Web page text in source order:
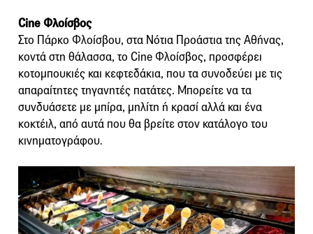
Cine Φλοίσβος
Στο Πάρκο Φλοίσβου, στα Νότια Προάστια της Αθήνας,
κοντά στη θάλασσα, το Cine Φλοίσβος, προσφέρει
κοτομπουκιές και κεφτεδάκια, που τα συνοδεύει με τις
απαραίτητες τηγανητές πατάτες. Μπορείτε να τα
συνδυάσετε με μπίρα, μηλίτη ή κρασί αλλά και ένα
κοκτέιλ, από αυτά που θα βρείτε στον κατάλογο του
κινηματογράφου.